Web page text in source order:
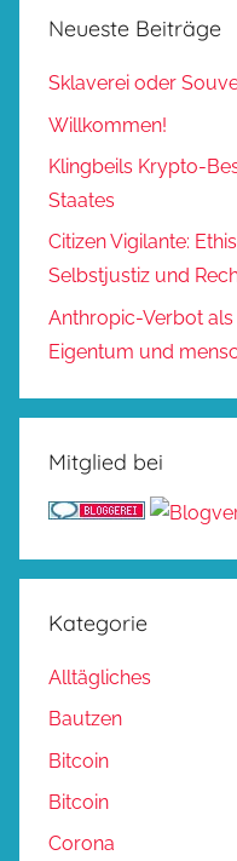
Neueste Beiträge
Sklaverei oder
Willkommen!
Klingbeils Krypto-
Staates
Citizen Vigilante:
Selbstjustiz und
Anthropic-Verbot als
Eigentum und
Mitglied bei
Kategorie
Alltägliches
Bautzen
Bitcoin
Bitcoin
Corona